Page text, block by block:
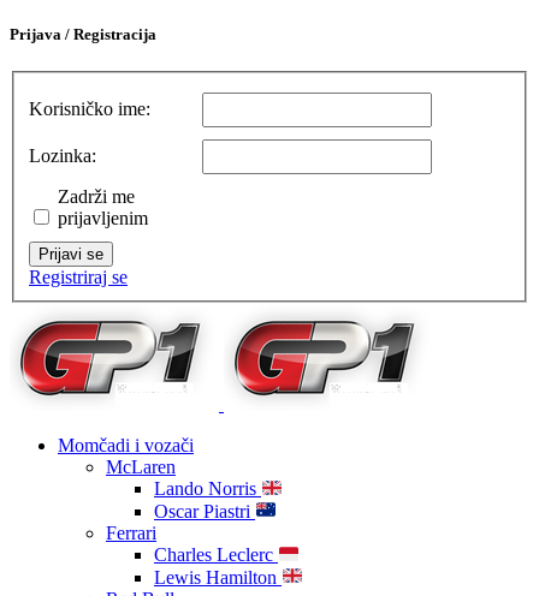
Prijava / Registracija
Korisničko ime:
Lozinka:
Zadrži me
prijavljenim
Prijavi se
Registriraj se
Momčadi i vozači
McLaren
Lando Norris
Oscar Piastri
Ferrari
Charles Leclerc
Lewis Hamilton